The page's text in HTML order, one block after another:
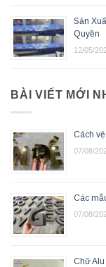
Sản
Quyền
12/05/
BÀI VIẾT MỚI
Cách
07/08/
Các
07/08/
Chữ